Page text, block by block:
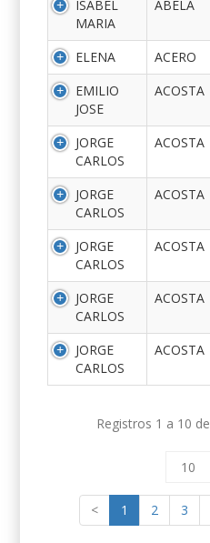
ISABEL
MARIA
ABELA
ELENA ACERO
EMILIO
JOSE
ACOSTA
JORGE
CARLOS
ACOSTA
JORGE
CARLOS
ACOSTA
JORGE
CARLOS
ACOSTA
JORGE
CARLOS
ACOSTA
JORGE
CARLOS
ACOSTA
Registros 1 a 10 de
< 1 2 3